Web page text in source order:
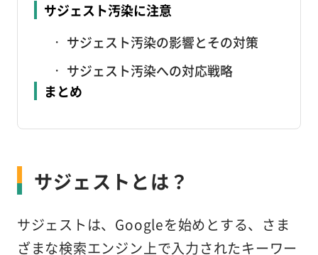
サジェスト汚染に注意
サジェスト汚染の影響とその対策
サジェスト汚染への対応戦略
まとめ
サジェストとは？
サジェストは、Googleを始めとする、さま
ざまな検索エンジン上で入力されたキーワー